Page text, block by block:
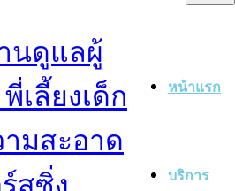
หน้าแรก
บริการ